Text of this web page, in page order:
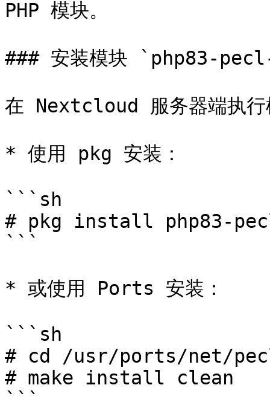
PHP 模块。
### 安装模块 `php83-
在 Nextcloud 服务器端执行
* 使用 pkg 安装：
```sh
# pkg install php83-
```
* 或使用 Ports 安装：
```sh
# cd /usr/ports/net/
# make install clean
```